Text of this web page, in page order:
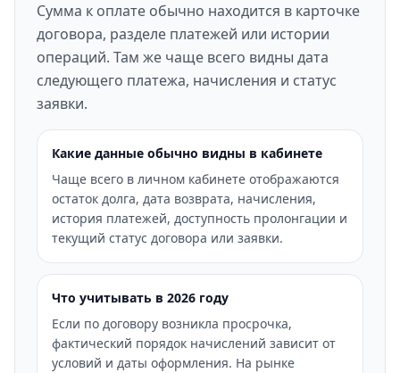
Сумма к оплате обычно находится в карточке
договора, разделе платежей или истории
операций. Там же чаще всего видны дата
следующего платежа, начисления и статус
заявки.
Какие данные обычно видны в кабинете
Чаще всего в личном кабинете отображаются
остаток долга, дата возврата, начисления,
история платежей, доступность пролонгации и
текущий статус договора или заявки.
Что учитывать в 2026 году
Если по договору возникла просрочка,
фактический порядок начислений зависит от
условий и даты оформления. На рынке